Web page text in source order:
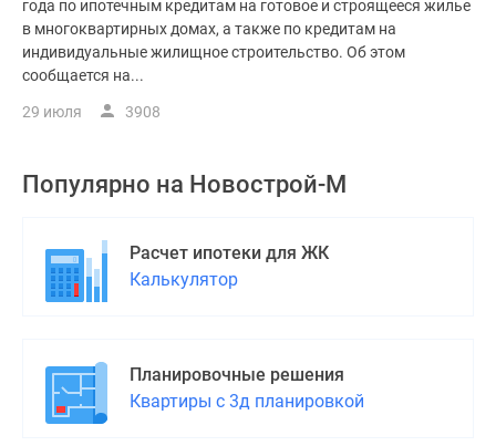
года по ипотечным кредитам на готовое и строящееся жилье
в многоквартирных домах, а также по кредитам на
индивидуальные жилищное строительство. Об этом
сообщается на...
29 июля 3908
Популярно на Новострой-М
Расчет ипотеки для ЖК
Калькулятор
Планировочные решения
Квартиры с 3д планировкой